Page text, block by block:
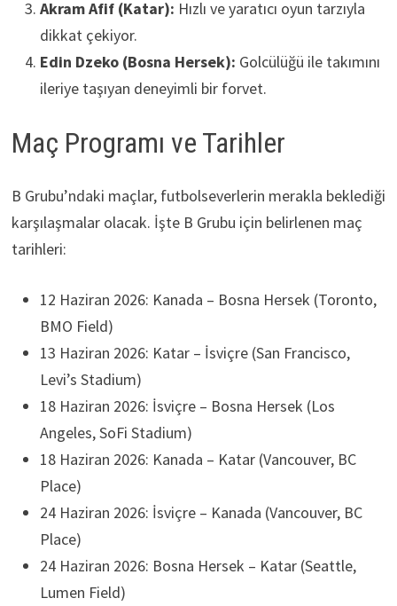
Akram Afif (Katar): Hızlı ve yaratıcı oyun tarzıyla
dikkat çekiyor.
Edin Dzeko (Bosna Hersek): Golcülüğü ile takımını
ileriye taşıyan deneyimli bir forvet.
Maç Programı ve Tarihler
B Grubu’ndaki maçlar, futbolseverlerin merakla beklediği
karşılaşmalar olacak. İşte B Grubu için belirlenen maç
tarihleri:
12 Haziran 2026: Kanada – Bosna Hersek (Toronto,
BMO Field)
13 Haziran 2026: Katar – İsviçre (San Francisco,
Levi’s Stadium)
18 Haziran 2026: İsviçre – Bosna Hersek (Los
Angeles, SoFi Stadium)
18 Haziran 2026: Kanada – Katar (Vancouver, BC
Place)
24 Haziran 2026: İsviçre – Kanada (Vancouver, BC
Place)
24 Haziran 2026: Bosna Hersek – Katar (Seattle,
Lumen Field)